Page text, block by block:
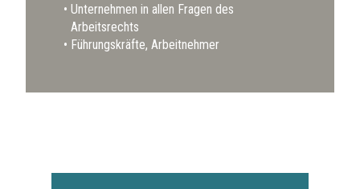
Unternehmen in allen Fragen des
Arbeitsrechts
Führungskräfte, Arbeitnehmer